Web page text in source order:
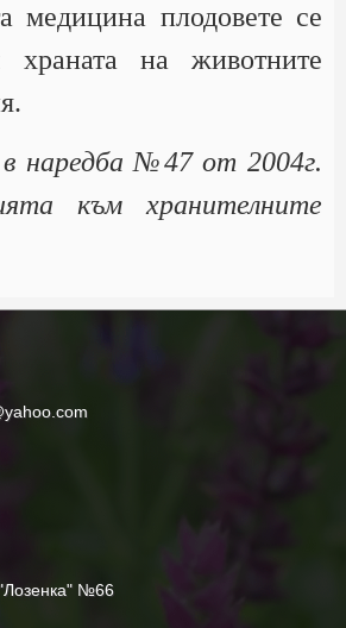
медицина плодовете се
храната на животните
наредба №47 от 2004г.
към хранителните
№66